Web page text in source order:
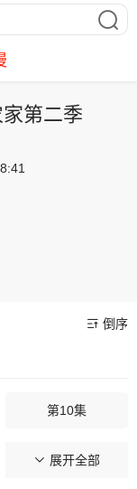
第二季
倒序
第10集
第07集
展开全部